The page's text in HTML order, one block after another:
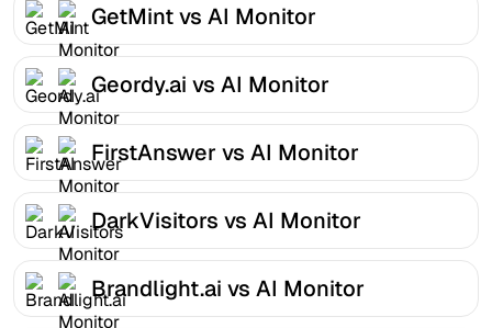
GetMint vs AI Monitor
Geordy.ai vs AI Monitor
FirstAnswer vs AI Monitor
DarkVisitors vs AI Monitor
Brandlight.ai vs AI Monitor